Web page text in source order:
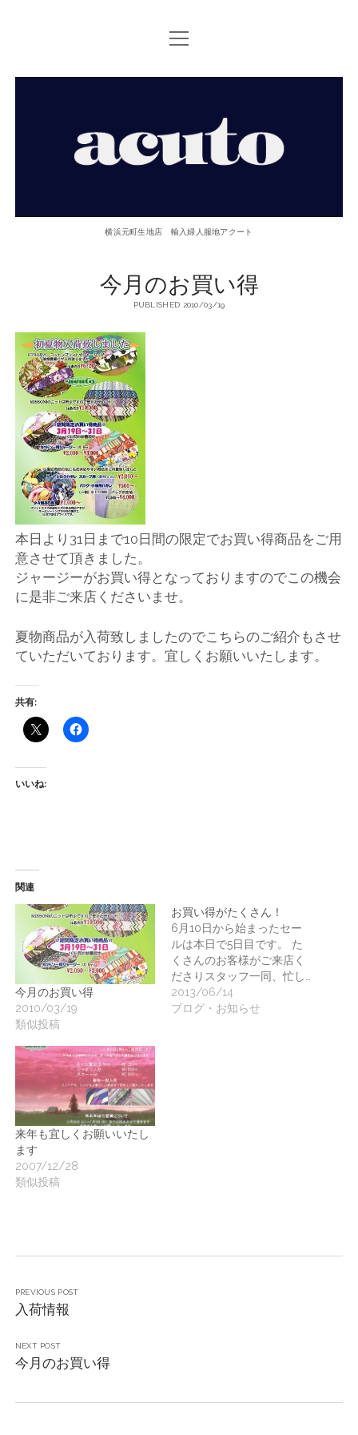
TOP PAGE
ACUTOについて
open
menu
元
地
店
輸
入
婦
人
服
地
ア
ク
ー
ト
横浜元町生地店 輸入婦人服地アクート
今月のお買い得
PUBLISHED 2010/03/19
本日より31日まで10日間の限定でお買い得商品をご用
意させて頂きました。
ジャージーがお買い得となっておりますのでこの機会
に是非ご来店くださいませ。
夏物商品が入荷致しましたのでこちらのご紹介もさせ
ていただいております。宜しくお願いいたします。
共有:
いいね:
関連
今月のお買い得
2010/03/19
類似投稿
お買い得がたくさん！
6月10日から始まったセー
ルは本日で5日目です。 た
くさんのお客様がご来店く
ださりスタッフ一同、忙し…
2013/06/14
ブログ・お知らせ
来年も宜しくお願いいたし
ます
2007/12/28
類似投稿
PREVIOUS POST
入荷情報
NEXT POST
今月のお買い得